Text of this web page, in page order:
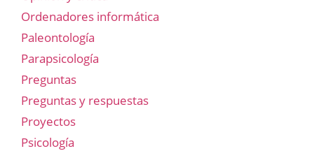
Ordenadores informática
Paleontología
Parapsicología
Preguntas
Preguntas y respuestas
Proyectos
Psicología